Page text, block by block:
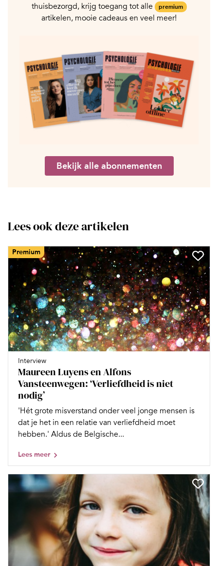
thuisbezorgd, krijg toegang tot alle premium
artikelen, mooie cadeaus en veel meer!
Bekijk alle abonnementen
Lees ook deze artikelen
Premium
Interview
Maureen Luyens en Alfons
Vansteenwegen: ‘Verliefdheid is niet
nodig’
'Hét grote misverstand onder veel jonge mensen is
dat je het in een relatie van verliefdheid moet
hebben.' Aldus de Belgische...
Lees meer